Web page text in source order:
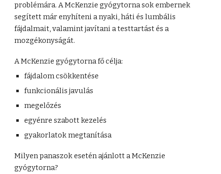
problémára. A McKenzie gyógytorna sok embernek
segített már enyhíteni a nyaki, háti és lumbális
fájdalmait, valamint javítani a testtartást és a
mozgékonyságát.
A McKenzie gyógytorna fő célja:
fájdalom csökkentése
funkcionális javulás
megelőzés
egyénre szabott kezelés
gyakorlatok megtanítása
Milyen panaszok esetén ajánlott a McKenzie
gyógytorna?